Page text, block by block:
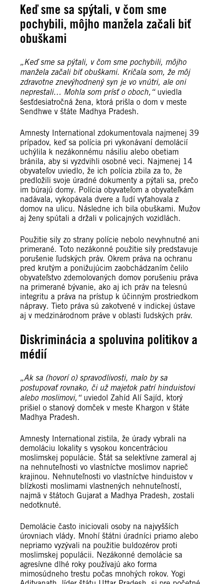
Keď sme sa spýtali, v čom sme
pochybili, môjho manžela začali biť
obuškami
„Keď sme sa pýtali, v čom sme pochybili, môjho
manžela začali biť obuškami. Kričala som, že môj
zdravotne znevýhodnený syn je vo vnútri, ale oni
neprestali… Mohla som prísť o oboch,“ uviedla
šesťdesiatročná žena, ktorá prišla o dom v meste
Sendhwe v štáte Madhya Pradesh.
Amnesty International zdokumentovala najmenej 39
prípadov, keď sa polícia pri vykonávaní demolácií
uchýlila k nezákonnému násiliu alebo obetiam
bránila, aby si vyzdvihli osobné veci. Najmenej 14
obyvateľov uviedlo, že ich polícia zbila za to, že
predložili svoje úradné dokumenty a pýtali sa, prečo
im búrajú domy. Polícia obyvateľom a obyvateľkám
nadávala, vykopávala dvere a ľudí vyťahovala z
domov na ulicu. Následne ich bila obuškami. Mužov
aj ženy spútali a držali v policajných vozidlách.
Použitie sily zo strany polície nebolo nevyhnutné ani
primerané. Toto nezákonné použitie sily predstavuje
porušenie ľudských práv. Okrem práva na ochranu
pred krutým a ponižujúcim zaobchádzaním čelilo
obyvateľstvo zdemolovaných domov porušeniu práva
na primerané bývanie, ako aj ich práv na telesnú
integritu a práva na prístup k účinným prostriedkom
nápravy. Tieto práva sú zakotvené v indickej ústave
aj v medzinárodnom práve v oblasti ľudských práv.
Diskriminácia a spoluvina politikov a
médií
„Ak sa (hovorí o) spravodlivosti, malo by sa
postupovať rovnako, či už majetok patrí hinduistovi
alebo moslimovi,“ uviedol Zahíd Alí Sajíd, ktorý
prišiel o stanový domček v meste Khargon v štáte
Madhya Pradesh.
Amnesty International zistila, že úrady vybrali na
demoláciu lokality s vysokou koncentráciou
moslimskej populácie. Štát sa selektívne zameral aj
na nehnuteľnosti vo vlastníctve moslimov naprieč
krajinou. Nehnuteľnosti vo vlastníctve hinduistov v
blízkosti moslimami vlastnených nehnuteľností,
najmä v štátoch Gujarat a Madhya Pradesh, zostali
nedotknuté.
Demolácie často iniciovali osoby na najvyšších
úrovniach vlády. Mnohí štátni úradníci priamo alebo
nepriamo vyzývali na použitie buldozérov proti
moslimskej populácii. Nezákonné demolácie sa
agresívne dlhé roky používajú ako forma
mimosúdneho trestu počas mnohých rokov. Yogi